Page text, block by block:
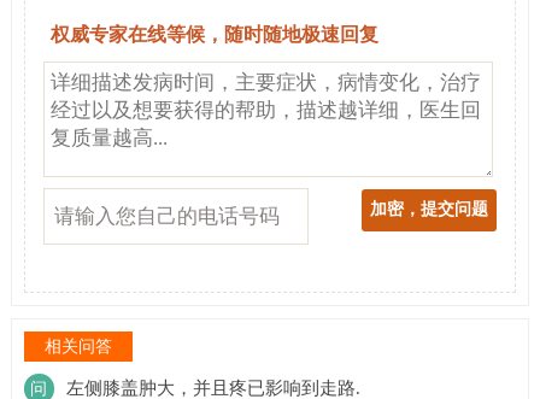
权威专家在线等候，随时随地极速回复
相关问答
问 左侧膝盖肿大，并且疼已影响到走路.